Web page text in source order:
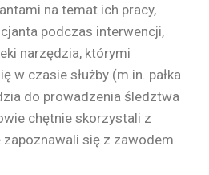
na temat ich pracy,
podczas interwencji,
narzędzia, którymi
w czasie służby (m.in. pałka
do prowadzenia śledztwa
chętnie skorzystali z
się z zawodem